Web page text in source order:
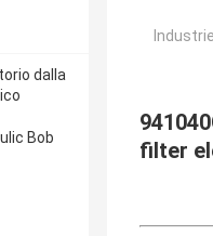
dalla
Bob
filter